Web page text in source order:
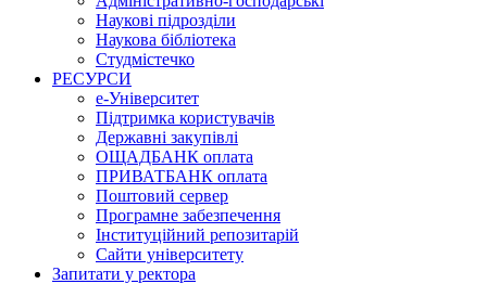
Наукові підрозділи
Наукова бібліотека
Студмістечко
РЕСУРСИ
е-Університет
Підтримка користувачів
Державні закупівлі
ОЩАДБАНК оплата
ПРИВАТБАНК оплата
Поштовий сервер
Програмне забезпечення
Інституційний репозитарій
Сайти університету
Запитати у ректора